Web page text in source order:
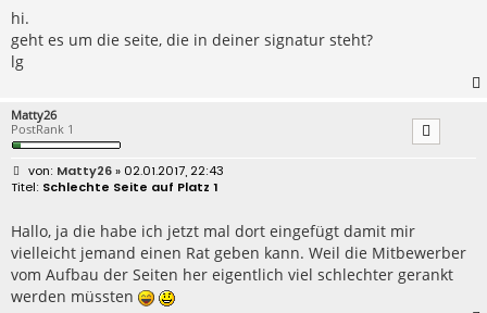
hi.
geht es um die seite, die in deiner signatur steht?
lg
Matty26
PostRank 1
B
e
i
r
a
g
Matty26» 02.01.2017, 22:43
Schlechte Seite auf Platz 1
Hallo, ja die habe ich jetzt mal dort eingefügt damit mir
vielleicht jemand einen Rat geben kann. Weil die Mitbewerber
vom Aufbau der Seiten her eigentlich viel schlechter gerankt
werden müssten